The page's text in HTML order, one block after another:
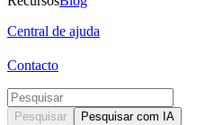
Central de ajuda
Contacto
Pesquisar Pesquisar com IA